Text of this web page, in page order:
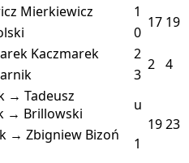
Mierkiewicz 1
17 19
0
Kaczmarek 2
2 4
3
→ Tadeusz
→ Brillowski
u
1923
→ Zbigniew Bizoń
1